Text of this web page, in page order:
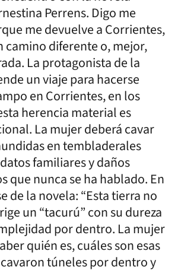
Perrens. Digo me
me devuelve a Corrientes,
camino diferente o, mejor,
La protagonista de la
un viaje para hacerse
en Corrientes, en los
herencia material es
La mujer deberá cavar
en tembladerales
familiares y daños
que nunca se ha hablado. En
de la novela: “Esta tierra no
un “tacurú” con su dureza
por dentro. La mujer
quién es, cuáles son esas
túneles por dentro y